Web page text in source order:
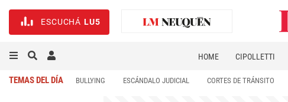
ESCUCHÁ LU5
HOME CIPOLLETTI
TEMAS DEL DÍA BULLYING ESCÁNDALO JUDICIAL CORTES DE TRÁNSITO